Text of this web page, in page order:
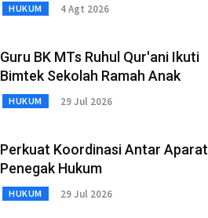
HUKUM 4 Agt 2026
Guru BK MTs Ruhul Qur'ani Ikuti
Bimtek Sekolah Ramah Anak
HUKUM 29 Jul 2026
Perkuat Koordinasi Antar Aparat
Penegak Hukum
HUKUM 29 Jul 2026